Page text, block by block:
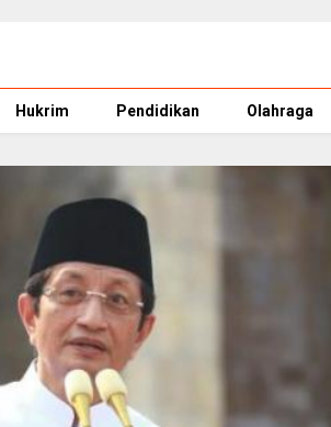
Hukrim Pendidikan Olahraga